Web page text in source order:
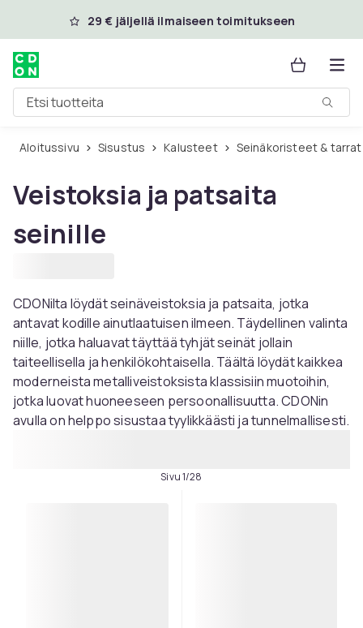
Ohita ja siirry pääsisältöön
29 € jäljellä ilmaiseen toimitukseen
Etsi tuotteita
Aloitussivu Sisustus Kalusteet Seinäkoristeet & tarrat
Veistoksia ja patsaita
seinille
CDONilta löydät seinäveistoksia ja patsaita, jotka
antavat kodille ainutlaatuisen ilmeen. Täydellinen valinta
niille, jotka haluavat täyttää tyhjät seinät jollain
taiteellisella ja henkilökohtaisella. Täältä löydät kaikkea
moderneista metalliveistoksista klassisiin muotoihin,
jotka luovat huoneeseen persoonallisuutta. CDONin
avulla on helppo sisustaa tyylikkäästi ja tunnelmallisesti.
Sivu 1/28